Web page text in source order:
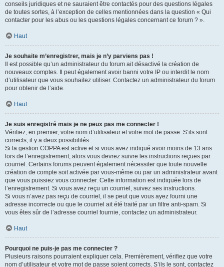
conseils juridiques et ne sauraient être contactés pour des questions légales
de toutes sortes, à l’exception de celles mentionnées dans la question « Qui
contacter pour les abus ou les questions légales concernant ce forum ? ».
Haut
Je souhaite m’enregistrer, mais je n’y parviens pas !
Il est possible qu’un administrateur du forum ait désactivé la création de
nouveaux comptes. Il peut également avoir banni votre IP ou interdit le nom
d’utilisateur que vous souhaitez utiliser. Contactez un administrateur du forum
pour obtenir de l’aide.
Haut
Je suis enregistré mais je ne peux pas me connecter !
Vérifiez, en premier, votre nom d’utilisateur et votre mot de passe. S’ils sont
corrects, il y a deux possibilités :
Si la gestion COPPA est active et si vous avez indiqué avoir moins de 13 ans
lors de l’enregistrement, alors vous devrez suivre les instructions reçues par
courriel. Certains forums peuvent également nécessiter que toute nouvelle
création de compte soit activée par vous-même ou par un administrateur avant
que vous puissiez vous connecter. Cette information est indiquée lors de
l’enregistrement. Si vous avez reçu un courriel, suivez ses instructions.
Si vous n’avez pas reçu de courriel, il se peut que vous ayez fourni une
adresse incorrecte ou que le courriel ait été traité par un filtre anti-spam. Si
vous êtes sûr de l’adresse courriel fournie, contactez un administrateur.
Haut
Pourquoi ne puis-je pas me connecter ?
Plusieurs raisons pourraient expliquer cela. Premièrement, vérifiez que votre
nom d’utilisateur et votre mot de passe soient corrects. S’ils le sont, contactez